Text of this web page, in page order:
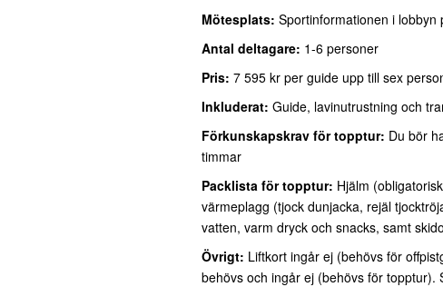
Mötesplats: Sportinformationen i lobbyn
Antal deltagare: 1-6 personer
Pris: 7 595 kr per guide upp till sex
Inkluderat: Guide, lavinutrustning och
Förkunskapskrav för topptur: Du bör
timmar
Packlista för topptur: Hjälm
värmeplagg (tjock dunjacka, rejäl
vatten, varm dryck och snacks, samt
Övrigt: Liftkort ingår ej (behövs för
behövs och ingår ej (behövs för